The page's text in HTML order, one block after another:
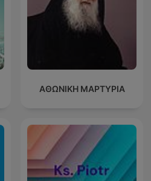
ΑΘΩΝΙΚΗ ΜΑΡΤΥΡΙΑ